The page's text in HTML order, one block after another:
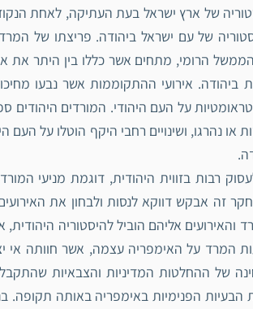
של ארץ ישראל בעת העתיקה, לאחת
של עם ישראל ביהודה. פריצתו של
הממשל הרומי, מתחים אשר כללו בין היתר את
ביהודה. אירועי ההתקוממות אשר נבעו
על העם היהודי. המורדים
או נהרגו, ושינויים רחבי היקף הוטלו על העם
רבות בזווית היהודית, דוגמת מניעי
זה אבקש דווקא לנסות ולבחון את
אליהם הוביל להיסטוריה היהודית,
המרד על האימפריה עצמה, אשר חוותה אי
ההחלטות המדיניות והצבאיות שהתקבלו
הבעיות הפנימיות באימפריה באותה